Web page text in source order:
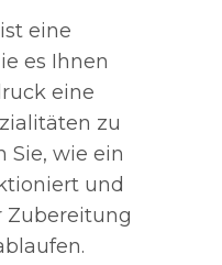
eine
es Ihnen
eine
zu
Sie, wie ein
und
Zubereitung